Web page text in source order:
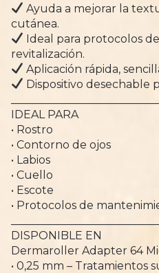
Ayuda a mejorar la
cutánea.
Ideal para protocolos
revitalización.
Aplicación rápida,
Dispositivo desechable
IDEAL PARA
• Rostro
• Contorno de ojos
• Labios
• Cuello
• Escote
• Protocolos de
DISPONIBLE EN
Dermaroller Adapter 64
• 0,25 mm – Tratamientos